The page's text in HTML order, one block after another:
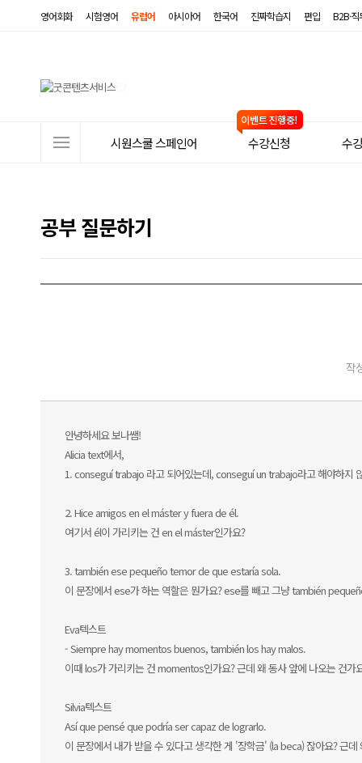
영어회화 시험영어 유럽어 아시아어 한국어 진짜학습지 편입 B2B·
뉴
시원스쿨 스페인어 수강신청 수
공부 질문하기
작
안녕하세요 보나쌤!
Alicia text에서,
1. conseguí trabajo 라고 되어있는데, conseguí un trabajo라고 해야하지
2. Hice amigos en el máster y fuera de él.
여기서 él이 가리키는 건 en el máster인가요?
3. también ese pequeño temor de que estaría sola.
이 문장에서 ese가 하는 역할은 뭔가요? ese를 빼고 그냥 también
Eva텍스트
- Siempre hay momentos buenos, también los hay malos.
이때 los가 가리키는 건 momentos인가요? 근데 왜 동사 앞에 나오는 건
Silvia텍스트
Así que pensé que podría ser capaz de lograrlo.
이 문장에서 내가 받을 수 있다고 생각한 게 '장학금' (la beca) 잖아요? 근